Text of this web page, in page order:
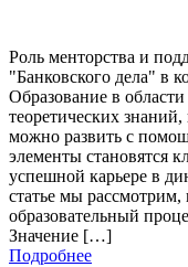
Роль менторства и
"Банковского дела" в
Образование в области
теоретических
можно развить с
элементы становятся
успешной карьере в
статье мы
образовательный
Значение […]
Подробнее